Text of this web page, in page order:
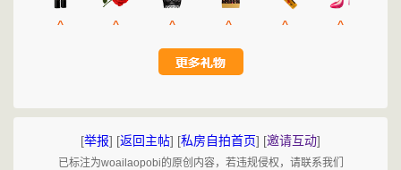
^ ^ ^ ^ ^ ^
[举报] [返回主帖] [私房自拍首页] [邀请互动]
已标注为woailaopobi的原创内容，若违规侵权，请联系我们